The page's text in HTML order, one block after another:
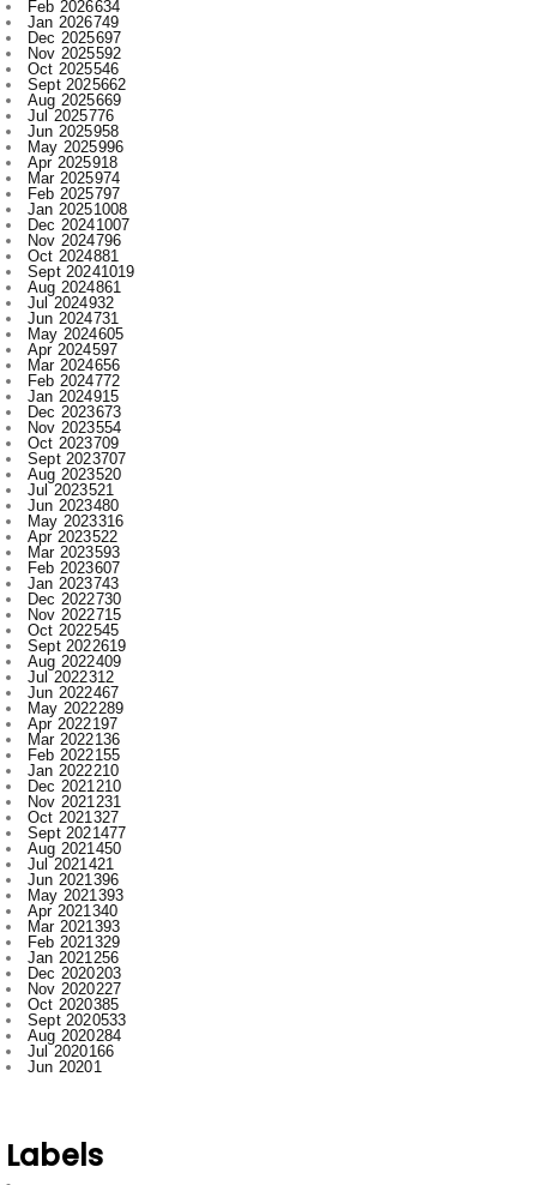
Sept 2025662
Aug 2025669
Jul 2025776
Jun 2025958
May 2025996
Apr 2025918
Mar 2025974
Feb 2025797
Jan 20251008
Dec 20241007
Nov 2024796
Oct 2024881
Sept 20241019
Aug 2024861
Jul 2024932
Jun 2024731
May 2024605
Apr 2024597
Mar 2024656
Feb 2024772
Jan 2024915
Dec 2023673
Nov 2023554
Oct 2023709
Sept 2023707
Aug 2023520
Jul 2023521
Jun 2023480
May 2023316
Apr 2023522
Mar 2023593
Feb 2023607
Jan 2023743
Dec 2022730
Nov 2022715
Oct 2022545
Sept 2022619
Aug 2022409
Jul 2022312
Jun 2022467
May 2022289
Apr 2022197
Mar 2022136
Feb 2022155
Jan 2022210
Dec 2021210
Nov 2021231
Oct 2021327
Sept 2021477
Aug 2021450
Jul 2021421
Jun 2021396
May 2021393
Apr 2021340
Mar 2021393
Feb 2021329
Jan 2021256
Dec 2020203
Nov 2020227
Oct 2020385
Sept 2020533
Aug 2020284
Jul 2020166
Jun 20201
Ambagarh
Ambagarh Chauki